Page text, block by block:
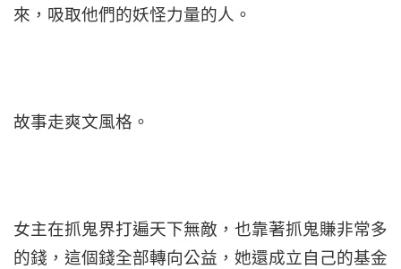
來，吸取他們的妖怪力量的人。
故事走爽文風格。
女主在抓鬼界打遍天下無敵，也靠著抓鬼賺非常多
的錢，這個錢全部轉向公益，她還成立自己的基金